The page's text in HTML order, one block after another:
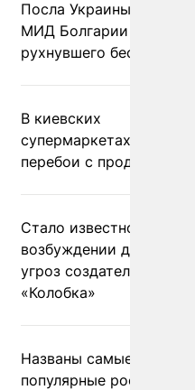
Посла Украины
МИД Болгарии из-за
рухнувшего
В киевских
супермаркетах
перебои с продуктами
Стало известно о
возбуждении дела из-
угроз создателям
«Колобка»
Названы самые
популярные российские